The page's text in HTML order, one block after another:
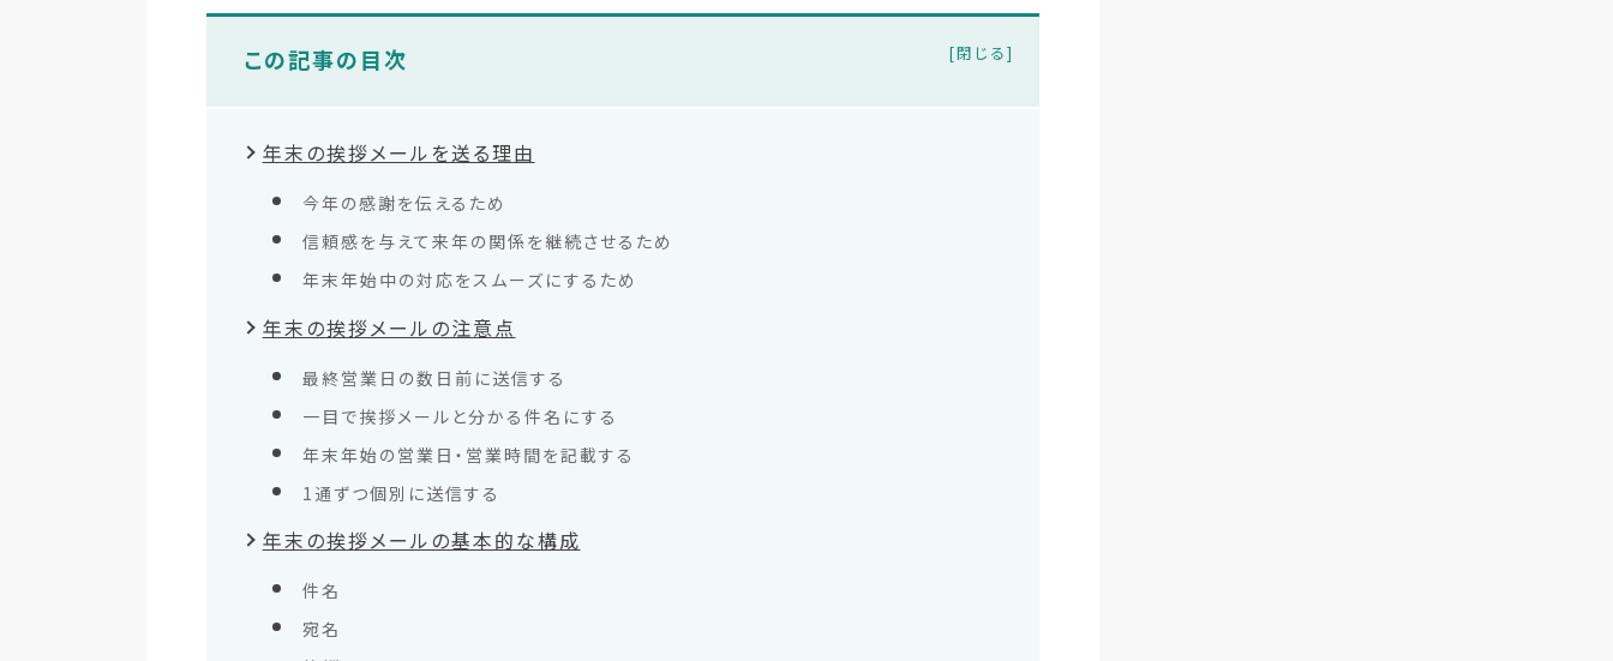
この記事の目次
年末の挨拶メールを送る理由
今年の感謝を伝えるため
信頼感を与えて来年の関係を継続させるため
年末年始中の対応をスムーズにするため
年末の挨拶メールの注意点
最終営業日の数日前に送信する
一目で挨拶メールと分かる件名にする
年末年始の営業日・営業時間を記載する
1通ずつ個別に送信する
年末の挨拶メールの基本的な構成
件名
宛名